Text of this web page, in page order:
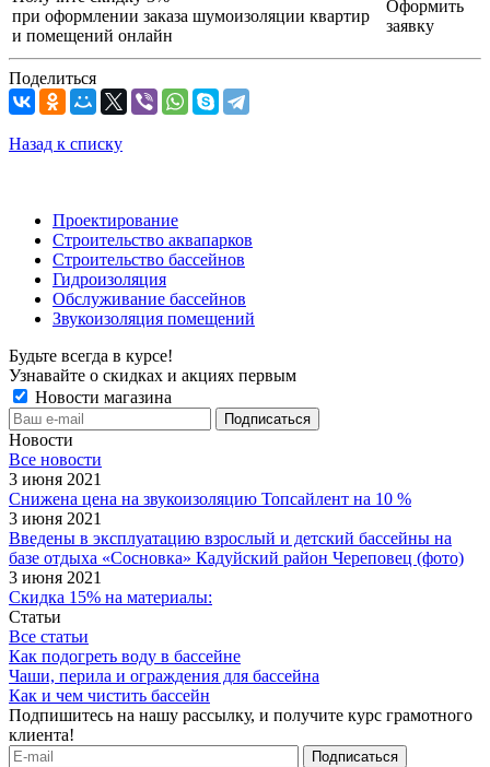
при оформлении заказа шумоизоляции квартир
и помещений онлайн
Оформить
заявку
Поделиться
Назад к списку
Проектирование
Строительство аквапарков
Строительство бассейнов
Гидроизоляция
Обслуживание бассейнов
Звукоизоляция помещений
Будьте всегда в курсе!
Узнавайте о скидках и акциях первым
Новости магазина
Новости
Все новости
3 июня 2021
Снижена цена на звукоизоляцию Топсайлент на 10 %
3 июня 2021
Введены в эксплуатацию взрослый и детский бассейны на
базе отдыха «Сосновка» Кадуйский район Череповец (фото)
3 июня 2021
Скидка 15% на материалы:
Статьи
Все статьи
Как подогреть воду в бассейне
Чаши, перила и ограждения для бассейна
Как и чем чистить бассейн
Подпишитесь на нашу рассылку, и получите курс грамотного
клиента!